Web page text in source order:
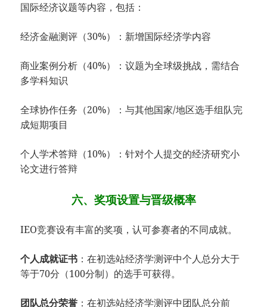
国际经济议题等内容，包括：
经济金融测评（30%）：新增国际经济学内容
商业案例分析（40%）：议题为全球级挑战，需结合
多学科知识
全球协作任务（20%）：与其他国家/地区选手组队完
成短期项目
个人学术答辩（10%）：针对个人提交的经济研究小
论文进行答辩
六、奖项设置与晋级概率
IEO竞赛设有丰富的奖项，认可参赛者的不同成就。
​个人成就证书​ ​：在初选站经济学测评中个人总分大于
等于70分（100分制）的选手可获得。
​团队总分荣誉​ ​：在初选站经济学测评中团队总分前